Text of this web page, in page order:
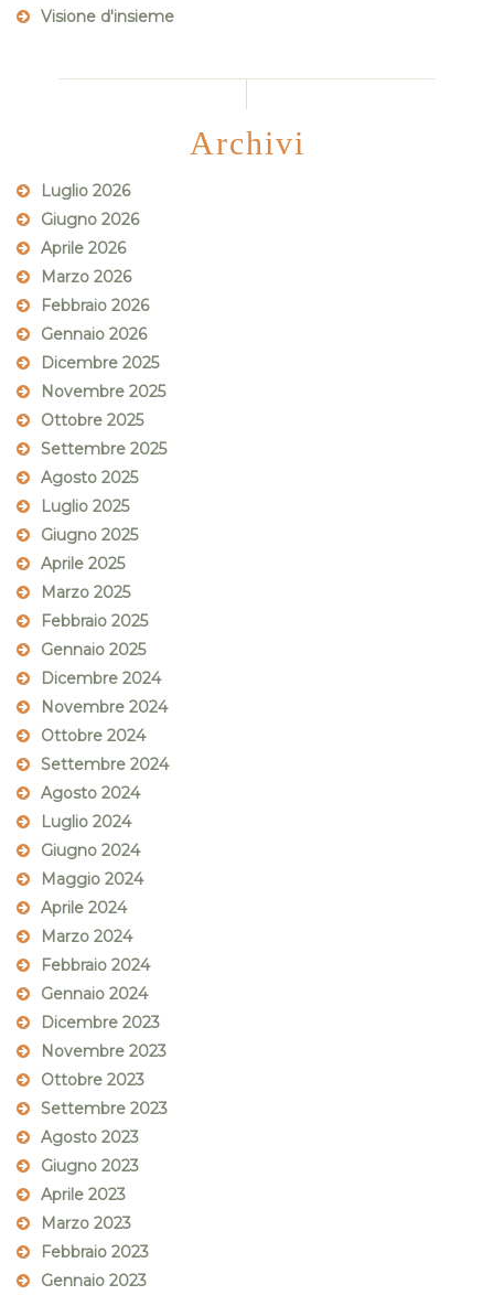
Visione d'insieme
Archivi
Luglio 2026
Giugno 2026
Aprile 2026
Marzo 2026
Febbraio 2026
Gennaio 2026
Dicembre 2025
Novembre 2025
Ottobre 2025
Settembre 2025
Agosto 2025
Luglio 2025
Giugno 2025
Aprile 2025
Marzo 2025
Febbraio 2025
Gennaio 2025
Dicembre 2024
Novembre 2024
Ottobre 2024
Settembre 2024
Agosto 2024
Luglio 2024
Giugno 2024
Maggio 2024
Aprile 2024
Marzo 2024
Febbraio 2024
Gennaio 2024
Dicembre 2023
Novembre 2023
Ottobre 2023
Settembre 2023
Agosto 2023
Giugno 2023
Aprile 2023
Marzo 2023
Febbraio 2023
Gennaio 2023